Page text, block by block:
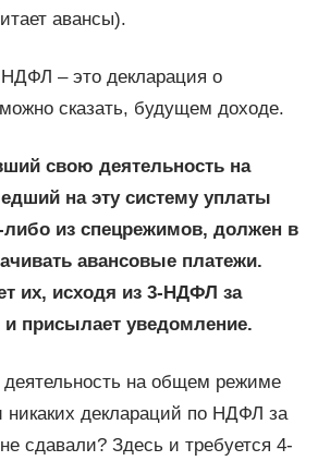
авансы).
– это декларация о
сказать, будущем доходе.
свою деятельность на
на эту систему уплаты
либо из спецрежимов, должен в
авансовые платежи.
их, исходя из 3-НДФЛ за
присылает уведомление.
деятельность на общем режиме
никаких деклараций по НДФЛ за
сдавали? Здесь и требуется 4-